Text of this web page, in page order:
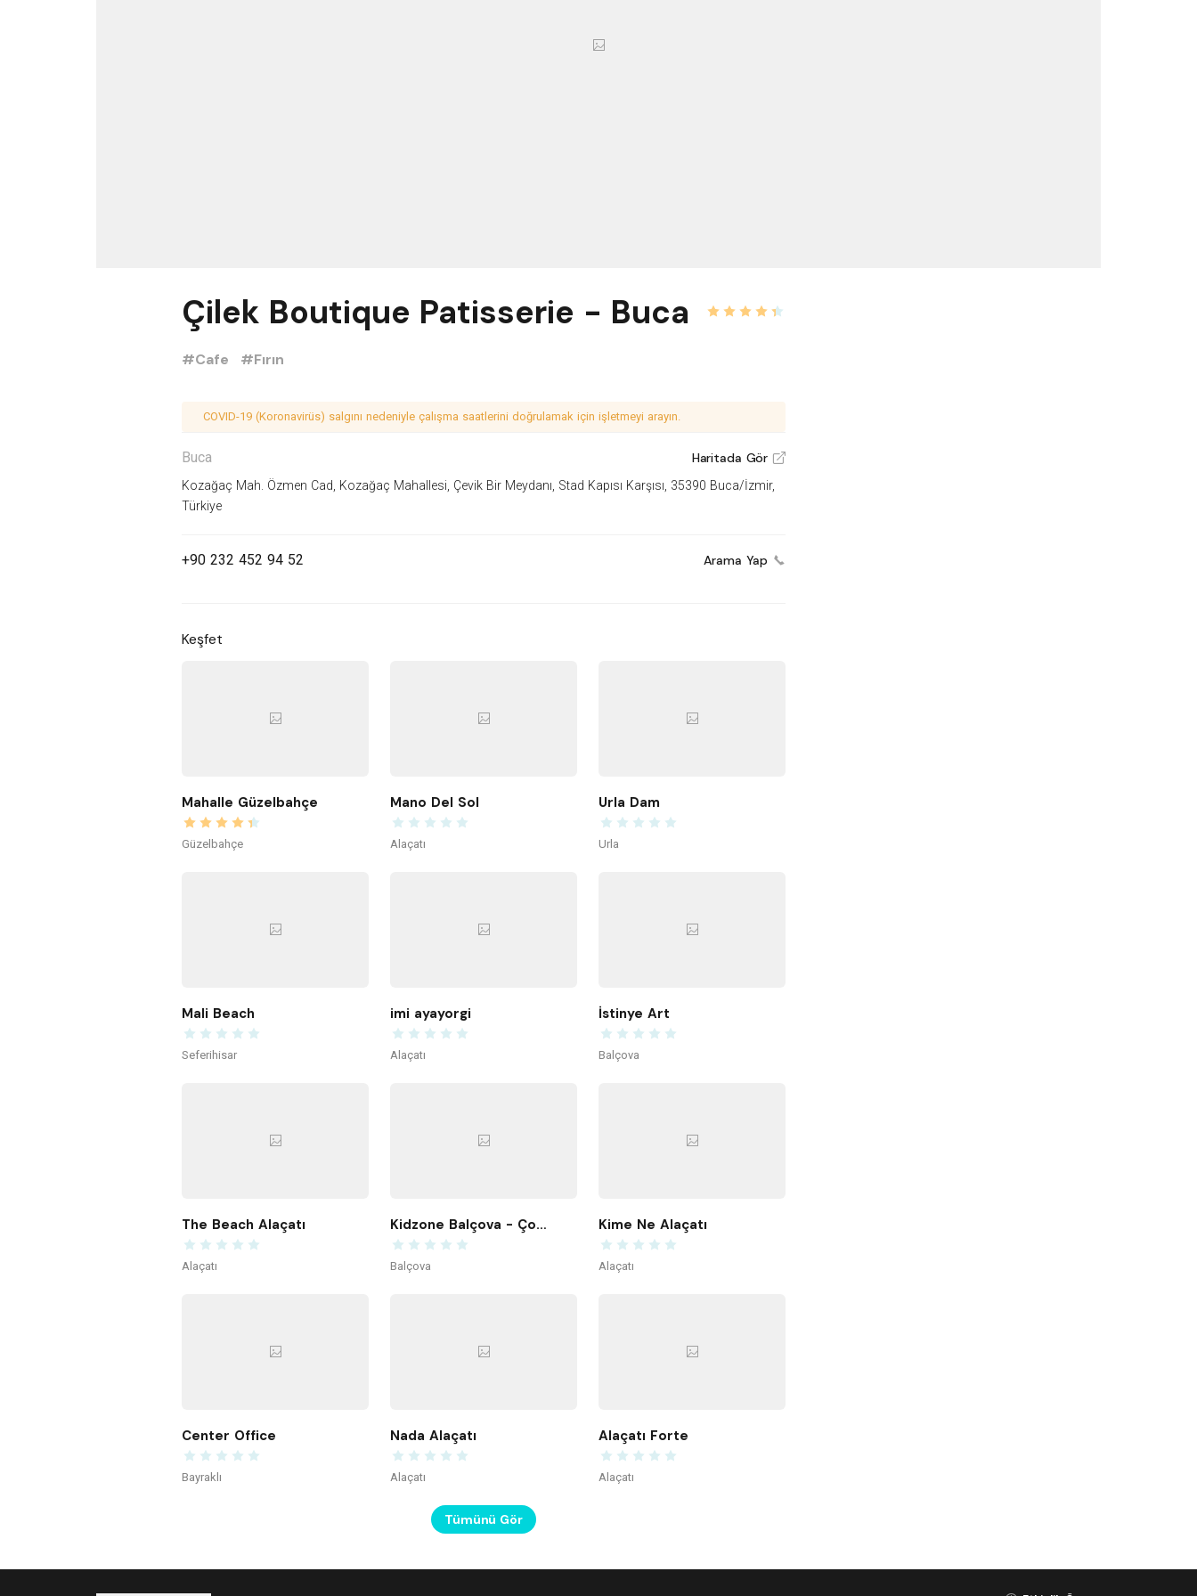
Çilek Boutique Patisserie - Buca
#Cafe #Fırın
COVID-19 (Koronavirüs) salgını nedeniyle çalışma saatlerini doğrulamak için işletmeyi arayın.
Buca Haritada Gör V
Kozağaç Mah. Özmen Cad, Kozağaç Mahallesi, Çevik Bir Meydanı, Stad Kapısı Karşısı, 35390 Buca/İzmir,
Türkiye
+90 232 452 94 52 Arama Yap
Keşfet
Mahalle Güzelbahçe
Güzelbahçe
Mano Del Sol
Alaçatı
Urla Dam
Urla
Mali Beach
Seferihisar
imi ayayorgi
Alaçatı
İstinye Art
Balçova
The Beach Alaçatı
Alaçatı
Kidzone Balçova - Çocuk Gelişim ve Aktivite Merkezi
Balçova
Kime Ne Alaçatı
Alaçatı
Center Office
Bayraklı
Nada Alaçatı
Alaçatı
Alaçatı Forte
Alaçatı
Tümünü Gör